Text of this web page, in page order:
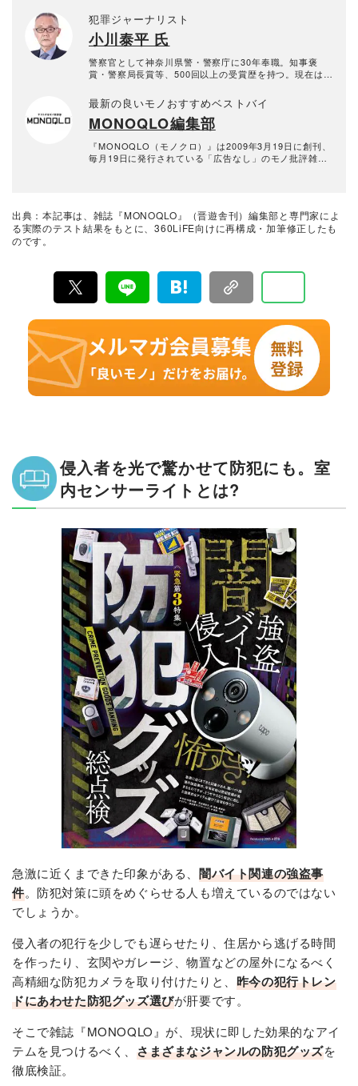
犯罪ジャーナリスト
小川泰平 氏
警察官として神奈川県警・警察庁に30年奉職。知事褒
賞・警察局長賞等、500回以上の受賞歴を持つ。現在は評
聞・雑誌等でコメントを発表。また、講演なども行って
いる。
最新の良いモノおすすめベストバイ
MONOQLO編集部
『MONOQLO（モノクロ）』は2009年3月19日に創刊、
毎月19日に発行されている「広告なし」のモノ批評雑誌
に良いモノ」だけを厳選して紹介。編集長・山田和樹を
中心に、11名以上の編集体制で日々の検証・記事制作を
出典：本記事は、雑誌『MONOQLO』（晋遊舎刊）編集部と専門家によ
る実際のテスト結果をもとに、360LiFE向けに再構成・加筆修正したも
のです。
侵入者を光で驚かせて防犯にも。室
内センサーライトとは?
急激に近くまできた印象がある、 闇バイト関連の強盗事
件。防犯対策に頭をめぐらせる人も増えているのではない
でしょうか。
侵入者の犯行を少しでも遅らせたり、住居から逃げる時間
を作ったり、玄関やガレージ、物置などの屋外になるべく
高精細な防犯カメラを取り付けたりと、 昨今の犯行トレン
ドにあわせた防犯グッズ選びが肝要です。
そこで雑誌『MONOQLO』が、現状に即した効果的なアイ
テムを見つけるべく、 さまざまなジャンルの防犯グッズを
徹底検証。